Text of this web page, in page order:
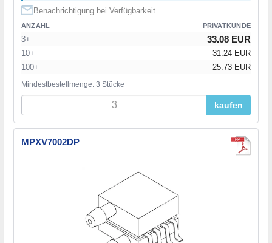
Benachrichtigung bei Verfügbarkeit
ANZAHL PRIVATKUNDE
3+ 33.08 EUR
10+
31.24 EUR
100+
25.73 EUR
Mindestbestellmenge: 3 Stücke
kaufen
MPXV7002DP